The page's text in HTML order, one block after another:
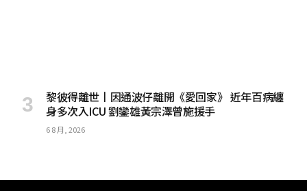
黎彼得離世丨因通波仔離開《愛回家》 近年百病纏
身多次入ICU 劉鑾雄黃宗澤曾施援手
6 8 月, 2026